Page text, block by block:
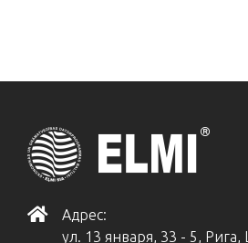
Адрес:
ул. 13 января, 33 - 5, Рига,